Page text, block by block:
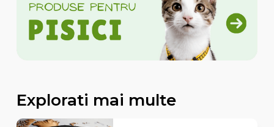
Explorati mai multe